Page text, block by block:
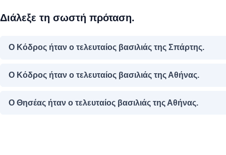
απαντήσεις.
Διάλεξε τη σωστή πρόταση.
Πρόοδος:
απόΟ Κόδρος ήταν ο τελευταίος βασιλιάς της Σπάρτης.
Ο Κόδρος ήταν ο τελευταίος βασιλιάς της Αθήνας.
Ο Θησέας ήταν ο τελευταίος βασιλιάς της Αθήνας.